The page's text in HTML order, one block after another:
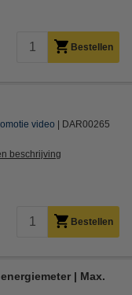
Bestellen
video DAR00265
beschrijving
Bestellen
| Max.